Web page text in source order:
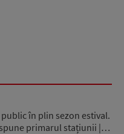
în plin sezon estival.
primarul stațiunii |…